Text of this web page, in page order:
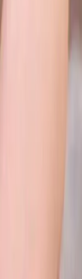
ihtiyacı
hassasiyet